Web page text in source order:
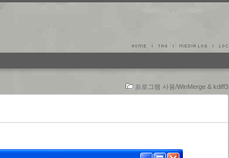
프로그램 사용/WinMerge & kdiff3